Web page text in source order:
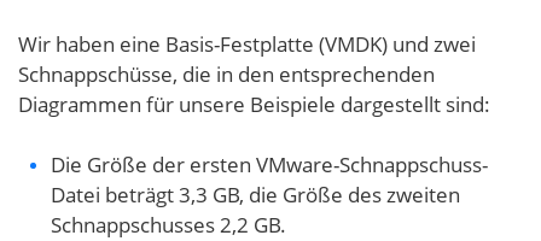
Wir haben eine Basis-Festplatte (VMDK) und zwei
Schnappschüsse, die in den entsprechenden
Diagrammen für unsere Beispiele dargestellt sind:
Die Größe der ersten VMware-Schnappschuss-
Datei beträgt 3,3 GB, die Größe des zweiten
Schnappschusses 2,2 GB.